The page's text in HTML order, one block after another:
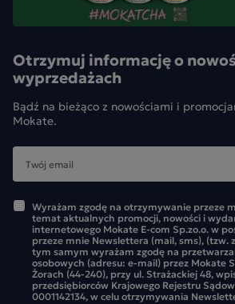
Otrzymuj informację o
wyprzedażach
Bądź na bieżąco z nowościami i
Mokate.
Wyrażam zgodę na otrzymywanie przeze
temat aktualnych promocji, nowości i
internetowego Mokate E-com Sp.zo.o. w
przeze mnie Newslettera (mail, sms), (tzw.
tym samym wyrażam zgodę na
osobowych (adresu: e-mail) przez Mokate
Żorach (44-240), przy ul. Strażackiej 48,
przedsiębiorców Krajowego Rejestru
0001142134, w celu otrzymywania